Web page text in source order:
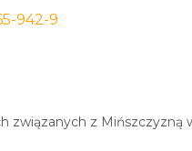
942-9
związanych z Mińszczyzną